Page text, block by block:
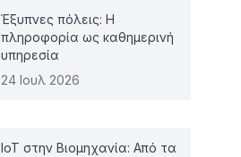
Έξυπνες πόλεις: Η
πληροφορία ως καθημερινή
υπηρεσία
24 Ιουλ 2026
IoT στην Βιομηχανία: Από τα